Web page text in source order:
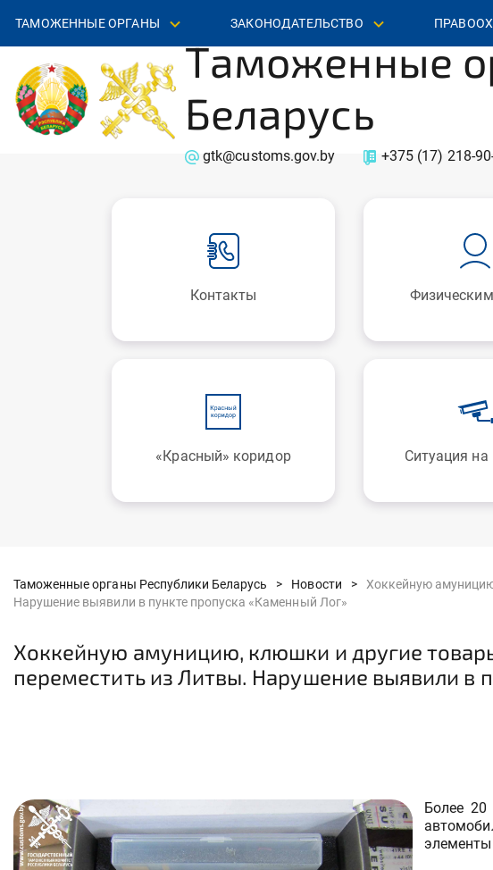
ТАМОЖЕННЫЕ ОРГАНЫ ЗАКОНОДАТЕЛЬСТВО
Таможенные
Беларусь
gtk@customs.gov.by +375 (17)
Контакты
«Красный» коридор Ситуация на
Таможенные органы Республики Беларусь > Новости >
Хоккейную
Нарушение выявили в пункте пропуска «Каменный Лог»
Хоккейную амуницию, клюшки и другие
переместить из Литвы. Нарушение выявили в
Более 20